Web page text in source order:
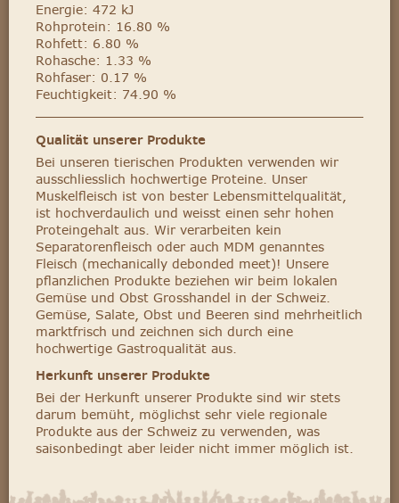
Energie: 472 kJ
Rohprotein: 16.80 %
Rohfett: 6.80 %
Rohasche: 1.33 %
Rohfaser: 0.17 %
Feuchtigkeit: 74.90 %
Qualität unserer Produkte
Bei unseren tierischen Produkten verwenden wir
ausschliesslich hochwertige Proteine. Unser
Muskelfleisch ist von bester Lebensmittelqualität,
ist hochverdaulich und weisst einen sehr hohen
Proteingehalt aus. Wir verarbeiten kein
Separatorenfleisch oder auch MDM genanntes
Fleisch (mechanically debonded meet)! Unsere
pflanzlichen Produkte beziehen wir beim lokalen
Gemüse und Obst Grosshandel in der Schweiz.
Gemüse, Salate, Obst und Beeren sind mehrheitlich
marktfrisch und zeichnen sich durch eine
hochwertige Gastroqualität aus.
Herkunft unserer Produkte
Bei der Herkunft unserer Produkte sind wir stets
darum bemüht, möglichst sehr viele regionale
Produkte aus der Schweiz zu verwenden, was
saisonbedingt aber leider nicht immer möglich ist.